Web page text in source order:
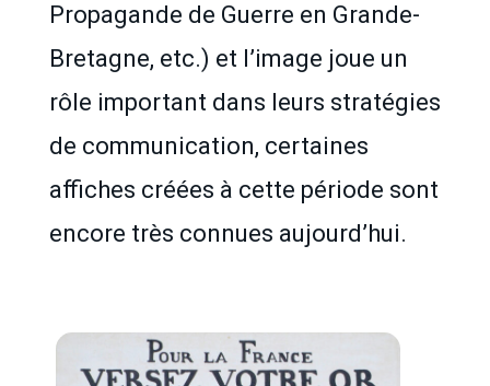
Propagande de Guerre en Grande-
Bretagne, etc.) et l’image joue un
rôle important dans leurs stratégies
de communication, certaines
affiches créées à cette période sont
encore très connues aujourd’hui.